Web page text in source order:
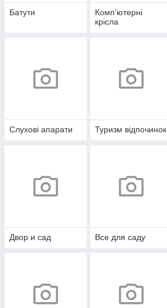
Батути
Комп'ютерні
крісла
Слухові апарати Туризм відпочинок
Двор и сад Все для саду